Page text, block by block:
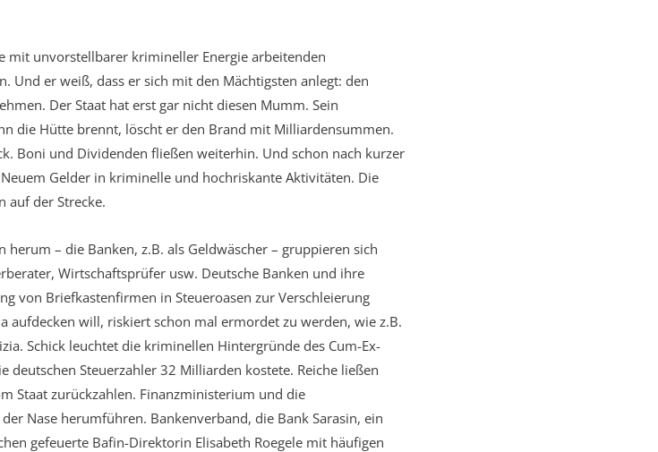
mit unvorstellbarer krimineller Energie arbeitenden
Und er weiß, dass er sich mit den Mächtigsten anlegt: den
Der Staat hat erst gar nicht diesen Mumm. Sein
die Hütte brennt, löscht er den Brand mit Milliardensummen.
Boni und Dividenden fließen weiterhin. Und schon nach kurzer
Gelder in kriminelle und hochriskante Aktivitäten. Die
auf der Strecke.
– die Banken, z.B. als Geldwäscher – gruppieren sich
Wirtschaftsprüfer usw. Deutsche Banken und ihre
von Briefkastenfirmen in Steueroasen zur Verschleierung
aufdecken will, riskiert schon mal ermordet zu werden, wie z.B.
Schick leuchtet die kriminellen Hintergründe des Cum-Ex-
deutschen Steuerzahler 32 Milliarden kostete. Reiche ließen
Staat zurückzahlen. Finanzministerium und die
Nase herumführen. Bankenverband, die Bank Sarasin, ein
gefeuerte Bafin-Direktorin Elisabeth Roegele mit häufigen